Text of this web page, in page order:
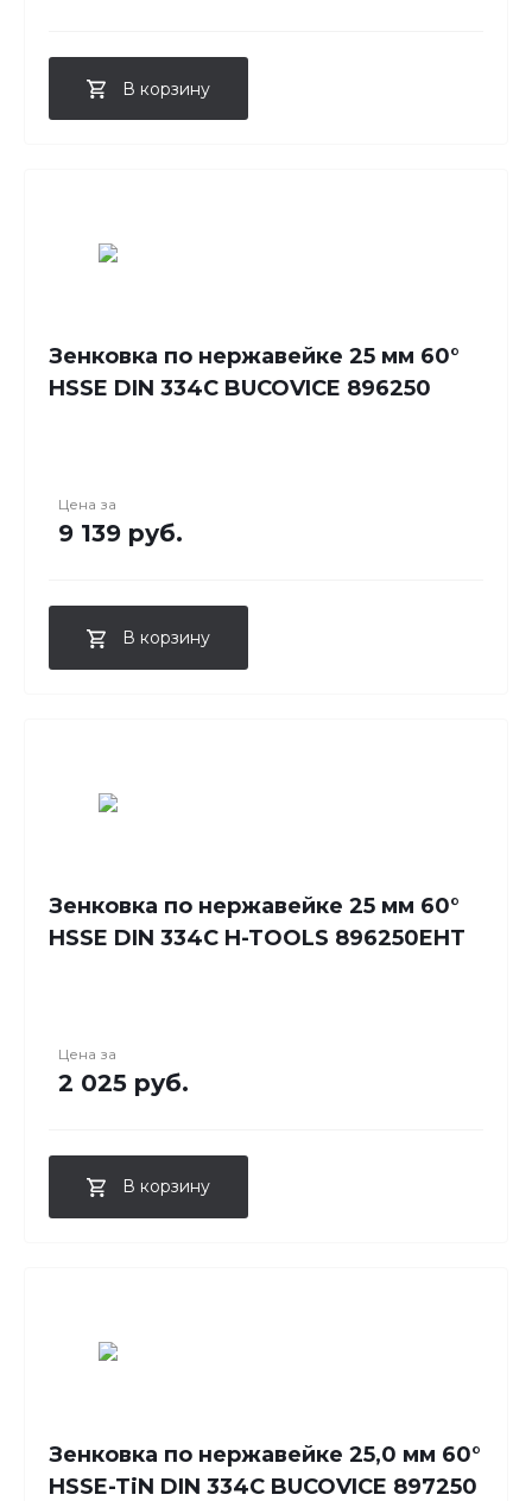
В корзину
Зенковка по нержавейке 25 мм 60°
HSSE DIN 334C BUCOVICE 896250
Цена за
9 139 руб.
В корзину
Зенковка по нержавейке 25 мм 60°
HSSE DIN 334C H-TOOLS 896250EHT
Цена за
2 025 руб.
В корзину
Зенковка по нержавейке 25,0 мм 60°
HSSE-TiN DIN 334C BUCOVICE 897250